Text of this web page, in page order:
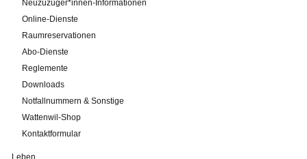
Neuzuzüger*innen-Informationen
Online-Dienste
Raumreservationen
Abo-Dienste
Reglemente
Downloads
Notfallnummern & Sonstige
Wattenwil-Shop
Kontaktformular
Leben